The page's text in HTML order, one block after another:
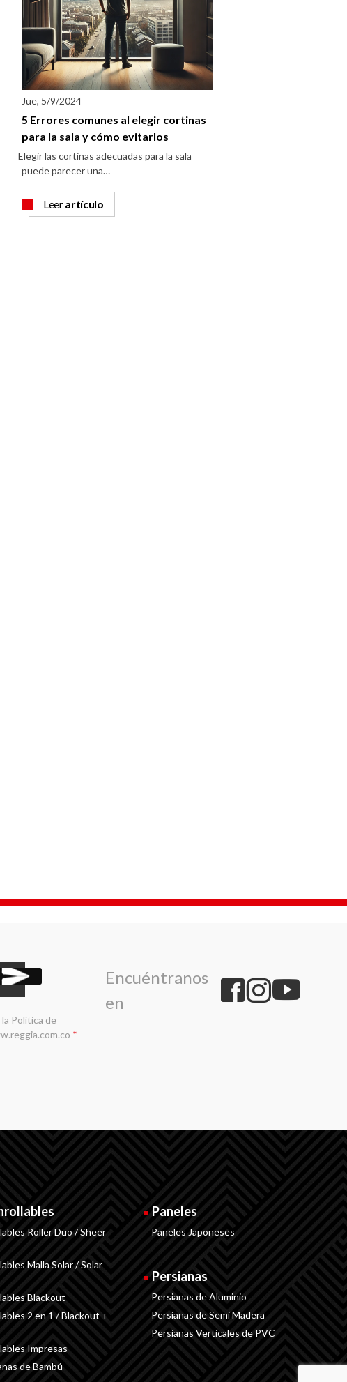
Jue, 5/9/2024
5 Errores comunes al elegir cortinas
para la sala y cómo evitarlos
Elegir las cortinas adecuadas para la sala
puede parecer una…
Leerartículo
Política de
*
Encuéntranos
en
Roller Duo / Sheer
Malla Solar / Solar
Blackout
2 en 1 / Blackout +
Impresas
de Bambú
Paneles
Paneles Japoneses
Persianas
Persianas de Aluminio
Persianas de Semi Madera
Persianas Verticales de PVC